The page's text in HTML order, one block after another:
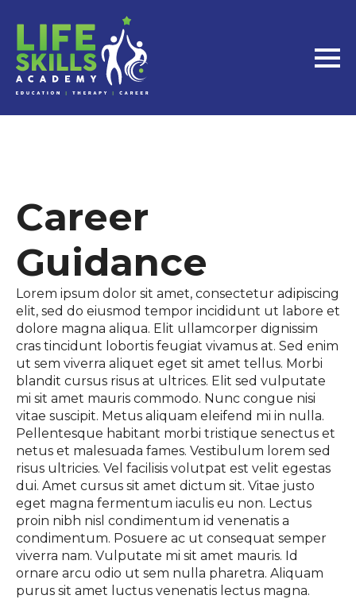
Career
Guidance
Lorem ipsum dolor sit amet, consectetur adipiscing
elit, sed do eiusmod tempor incididunt ut labore et
dolore magna aliqua. Elit ullamcorper dignissim
cras tincidunt lobortis feugiat vivamus at. Sed enim
ut sem viverra aliquet eget sit amet tellus. Morbi
blandit cursus risus at ultrices. Elit sed vulputate
mi sit amet mauris commodo. Nunc congue nisi
vitae suscipit. Metus aliquam eleifend mi in nulla.
Pellentesque habitant morbi tristique senectus et
netus et malesuada fames. Vestibulum lorem sed
risus ultricies. Vel facilisis volutpat est velit egestas
dui. Amet cursus sit amet dictum sit. Vitae justo
eget magna fermentum iaculis eu non. Lectus
proin nibh nisl condimentum id venenatis a
condimentum. Posuere ac ut consequat semper
viverra nam. Vulputate mi sit amet mauris. Id
ornare arcu odio ut sem nulla pharetra. Aliquam
purus sit amet luctus venenatis lectus magna.